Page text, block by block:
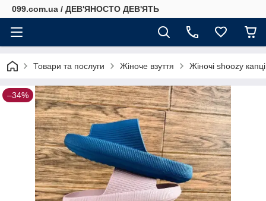
099.com.ua / ДЕВ'ЯНОСТО ДЕВ'ЯТЬ
Товари та послуги Жіноче взуття Жіночі shoozy
–34%